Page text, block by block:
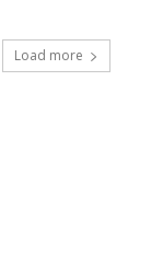
Load more